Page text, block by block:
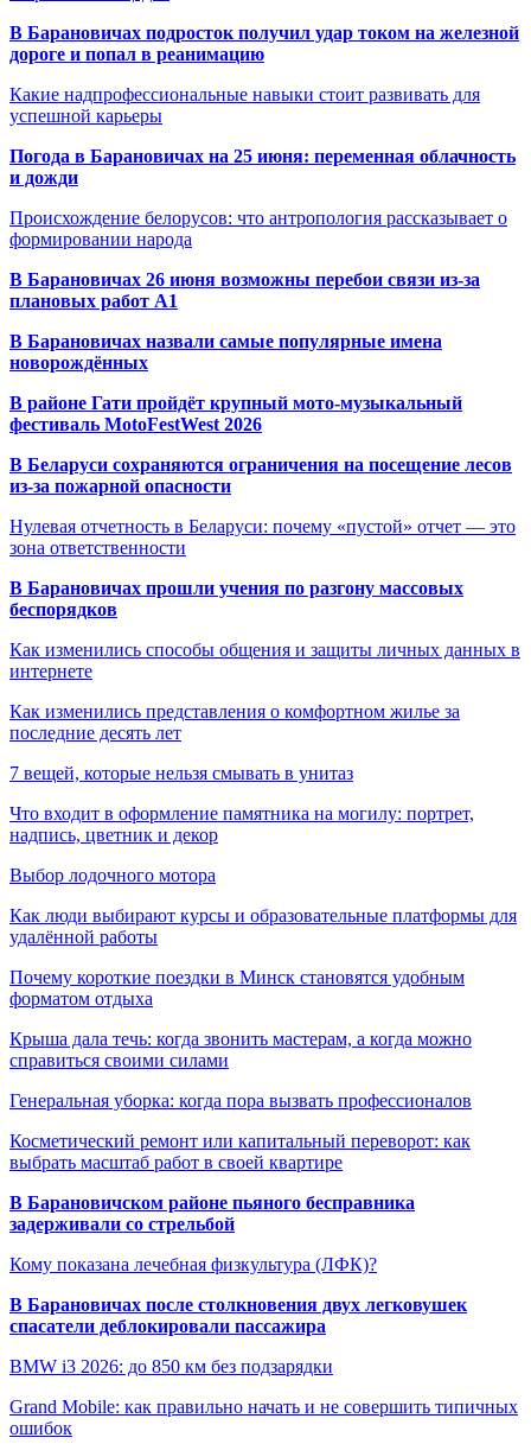
В Барановичах подросток получил удар током на железной
дороге и попал в реанимацию
Какие надпрофессиональные навыки стоит развивать для
успешной карьеры
Погода в Барановичах на 25 июня: переменная облачность
и дожди
Происхождение белорусов: что антропология рассказывает о
формировании народа
В Барановичах 26 июня возможны перебои связи из-за
плановых работ A1
В Барановичах назвали самые популярные имена
новорождённых
В районе Гати пройдёт крупный мото-музыкальный
фестиваль MotoFestWest 2026
В Беларуси сохраняются ограничения на посещение лесов
из-за пожарной опасности
Нулевая отчетность в Беларуси: почему «пустой» отчет — это
зона ответственности
В Барановичах прошли учения по разгону массовых
беспорядков
Как изменились способы общения и защиты личных данных в
интернете
Как изменились представления о комфортном жилье за
последние десять лет
7 вещей, которые нельзя смывать в унитаз
Что входит в оформление памятника на могилу: портрет,
надпись, цветник и декор
Выбор лодочного мотора
Как люди выбирают курсы и образовательные платформы для
удалённой работы
Почему короткие поездки в Минск становятся удобным
форматом отдыха
Крыша дала течь: когда звонить мастерам, а когда можно
справиться своими силами
Генеральная уборка: когда пора вызвать профессионалов
Косметический ремонт или капитальный переворот: как
выбрать масштаб работ в своей квартире
В Барановичском районе пьяного бесправника
задерживали со стрельбой
Кому показана лечебная физкультура (ЛФК)?
В Барановичах после столкновения двух легковушек
спасатели деблокировали пассажира
BMW i3 2026: до 850 км без подзарядки
Grand Mobile: как правильно начать и не совершить типичных
ошибок